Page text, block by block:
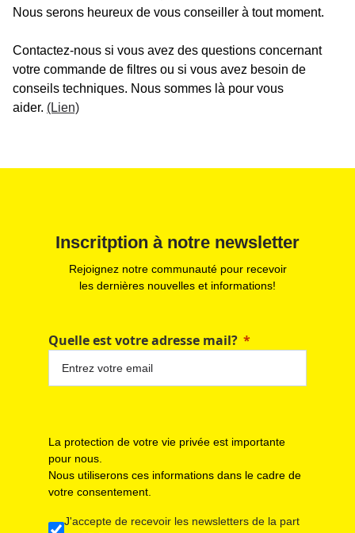
Nous serons heureux de vous conseiller à tout moment.
Contactez-nous si vous avez des questions concernant
votre commande de filtres ou si vous avez besoin de
conseils techniques. Nous sommes là pour vous
aider. (Lien)
Inscritption à notre newsletter
Rejoignez notre communauté pour recevoir
les dernières nouvelles et informations!
Quelle est votre adresse mail?
La protection de votre vie privée est importante
pour nous.
Nous utiliserons ces informations dans le cadre de
votre consentement.
J'accepte de recevoir les newsletters de la part